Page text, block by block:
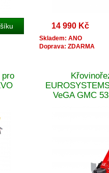
14 990 Kč
Skladem: ANO
Doprava: ZDARMA
pro
VeGA GMC